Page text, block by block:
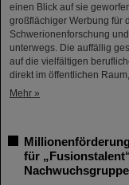
einen Blick auf sie
großflächiger Werbung für
Schwerionenforschung
unterwegs. Die auffällig
auf die vielfältigen
direkt im öffentlichen
Mehr »
für